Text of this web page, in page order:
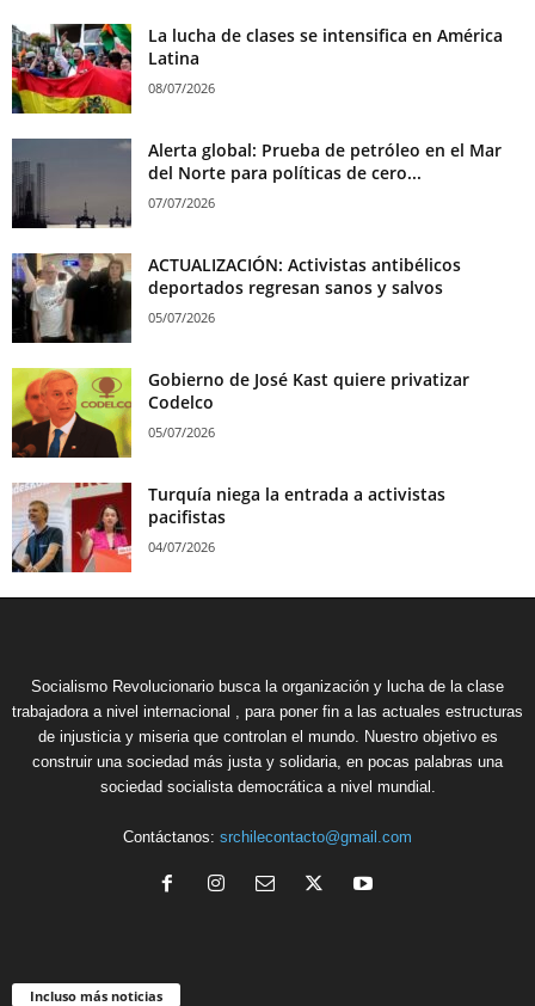
La lucha de clases se intensifica en América
Latina
08/07/2026
Alerta global: Prueba de petróleo en el Mar
del Norte para políticas de cero...
07/07/2026
ACTUALIZACIÓN: Activistas antibélicos
deportados regresan sanos y salvos
05/07/2026
Gobierno de José Kast quiere privatizar
Codelco
05/07/2026
Turquía niega la entrada a activistas
pacifistas
04/07/2026
Socialismo Revolucionario busca la organización y lucha de la clase
trabajadora a nivel internacional , para poner fin a las actuales estructuras
de injusticia y miseria que controlan el mundo. Nuestro objetivo es
construir una sociedad más justa y solidaria, en pocas palabras una
sociedad socialista democrática a nivel mundial.
Contáctanos: srchilecontacto@gmail.com
Incluso más noticias